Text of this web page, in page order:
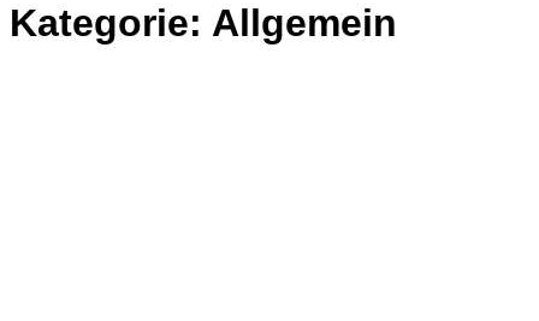
Kategorie: Allgemein